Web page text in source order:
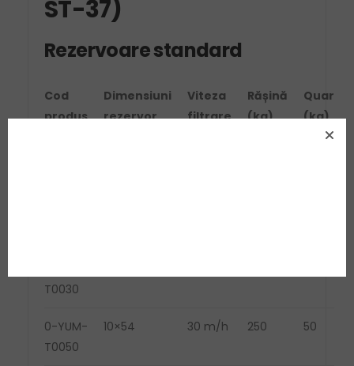
ST-37)
Rezervoare standard
Cod
produs
Dimensiuni
rezervor
Viteza
filtrare
Rășină
(kg)
Quartz
(kg)
T0030
0-YUM-
T0050
10×54 30 m/h 250 50